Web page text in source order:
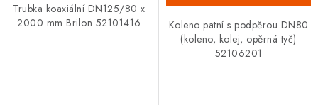
Trubka koaxiální DN125/80 x
2000 mm Brilon 52101416
Koleno patní s podpěrou DN80
(koleno, kolej, opěrná tyč)
52106201